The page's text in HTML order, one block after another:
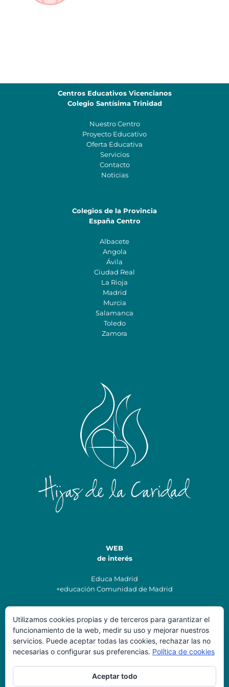
Centros Educativos Vicencianos
Colegio Santísima Trinidad
Nuestro Centro
Proyecto Educativo
Oferta Educativa
Servicios
Contacto
Noticias
Colegios de la Provincia
España Centro
Albacete
Angola
Ávila
Ciudad Real
La Rioja
Madrid
Murcia
Salamanca
Toledo
Zamora
WEB
de interés
Educa Madrid
+educación Comunidad de Madrid
Datos de
Contacto
Colegio Santísima Trinidad
secretaria@colegiostrinidadvillalba.es
Teléfonos: 91 85 00 220
Utilizamos cookies propias y de terceros para garantizar el
funcionamiento de la web, medir su uso y mejorar nuestros
servicios. Puede aceptar todas las cookies, rechazar las no
necesarias o configurar sus preferencias. Política de cookies
Aceptar todo